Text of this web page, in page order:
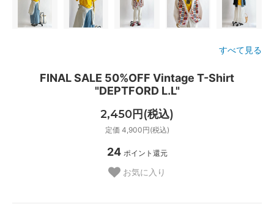
すべて見る
FINAL SALE 50%OFF Vintage T-Shirt
"DEPTFORD L.L"
2,450円(税込)
定価 4,900円(税込)
24 ポイント還元
お気に入り